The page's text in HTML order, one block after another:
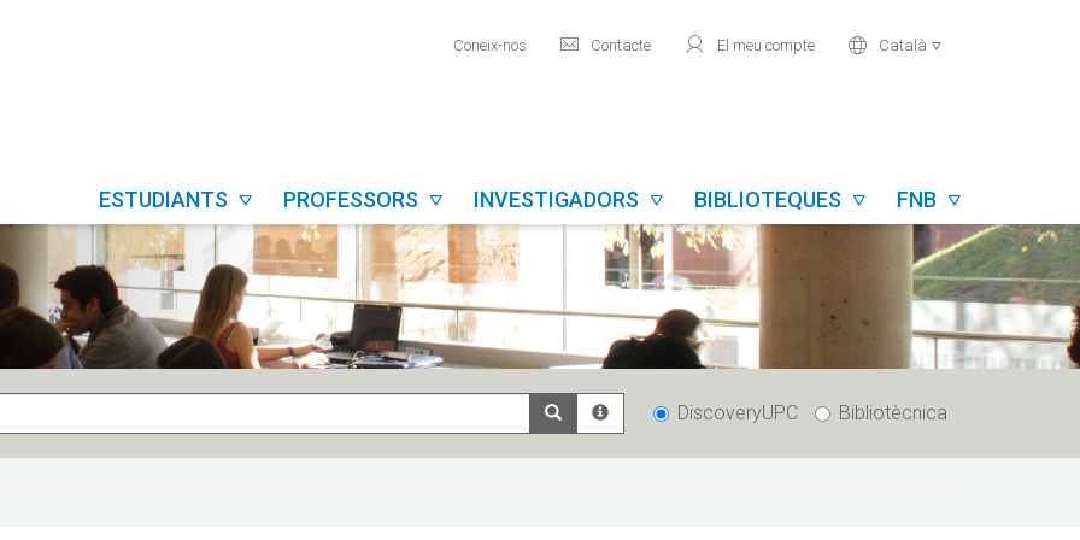
Coneix-nos mail Contacte user El meu compte world Català 
ESTUDIANTS  PROFESSORS  INVESTIGADORS  BIBLIOTEQUES  FNB 
DiscoveryUPC Bibliotècnica